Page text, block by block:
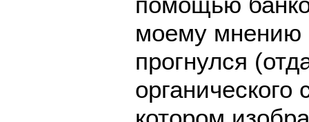
моему мнению
прогнулся
органического